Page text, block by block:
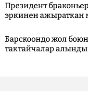
Президент
эркинен ажыраткан
Барскоондо жол
тактайчалар алынды